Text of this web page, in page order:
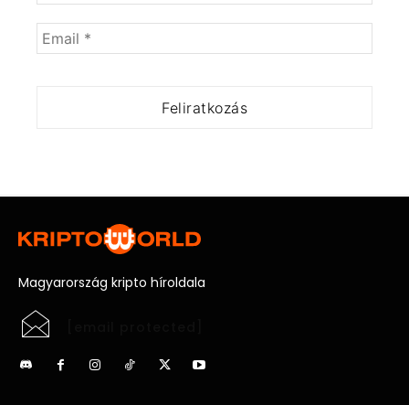
Magyarország kripto híroldala